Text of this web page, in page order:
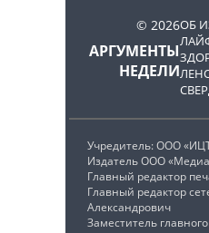
© 2026
АРГУМЕНТЫ
НЕДЕЛИ
ОБ
Учредитель: ООО
Издатель ООО
Главный редактор
Главный редактор
Александрович
Заместитель